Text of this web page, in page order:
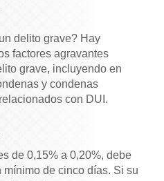
delito grave? Hay
factores agravantes
grave, incluyendo en
y condenas
con DUI.
de 0,15% a 0,20%, debe
de cinco días. Si su